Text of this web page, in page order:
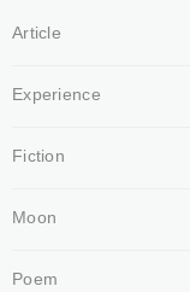
Article
Experience
Fiction
Moon
Poem